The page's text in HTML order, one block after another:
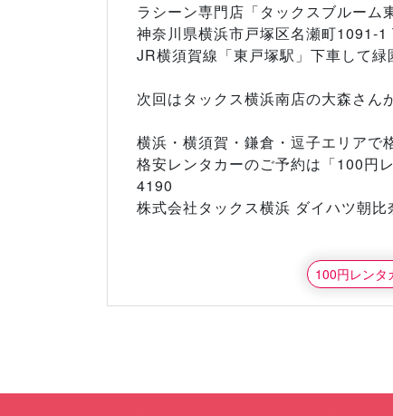
ラシーン専門店「タックスブルーム
神奈川県横浜市戸塚区名瀬町1091-
JR横須賀線「東戸塚駅」下車して
次回はタックス横浜南店の大森さん
横浜・横須賀・鎌倉・逗子エリアで
格安レンタカーのご予約は「100円
4190
株式会社タックス横浜 ダイハツ朝比
100円レンタ